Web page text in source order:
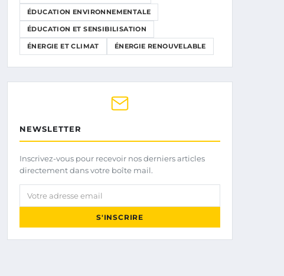
ÉDUCATION ENVIRONNEMENTALE
ÉDUCATION ET SENSIBILISATION
ÉNERGIE ET CLIMAT ÉNERGIE RENOUVELABLE
NEWSLETTER
Inscrivez-vous pour recevoir nos derniers articles
directement dans votre boîte mail.
Votre adresse email
S'INSCRIRE